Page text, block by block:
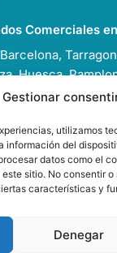
Gestionar
utilizamos
información del
datos como el
sitio. No consentir
características y
Denegar
Comerciales
Huesca,